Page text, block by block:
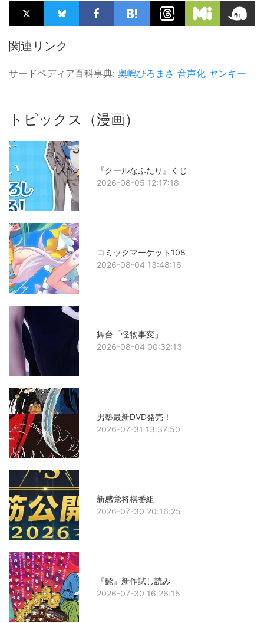
関連リンク
サードペディア百科事典: 奥嶋ひろまさ 音声化 ヤンキー
トピックス（漫画）
『クールなふたり』くじ
2026-08-05 12:17:18
コミックマーケット108
2026-08-04 13:48:16
舞台「怪物事変」
2026-08-04 00:32:13
男塾最新DVD発売！
2026-07-31 13:37:50
新感覚将棋番組
2026-07-30 20:16:25
『髭』新作試し読み
2026-07-30 16:26:15